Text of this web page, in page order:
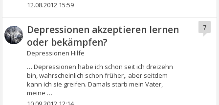
12.08.2012 15:59
Depressionen akzeptieren lernen
oder bekämpfen?
Depressionen Hilfe
… Depressionen habe ich schon seit ich dreizehn
bin, wahrscheinlich schon früher,. aber seitdem
kann ich sie greifen. Damals starb mein Vater,
meine …
7